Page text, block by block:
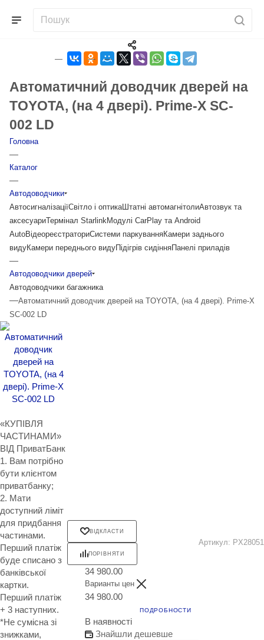
Автоматичний доводчик дверей на
TOYOTA, (на 4 двері). Prime-X SC-
002 LD
Головна
—
Каталог
—
Автодоводчики
АвтосигналізаціїСвітло і оптикаШтатні автомагнітолиАвтозвук та
аксесуариТермінал StarlinkМодулі CarPlay та Android
AutoВідеореєстраториСистеми паркуванняКамери заднього
видуКамери переднього видуПідігрів сидінняПанелі приладів
—
Автодоводчики дверей
Автодоводчики багажника
—Автоматичний доводчик дверей на TOYOTA, (на 4 двері). Prime-X
SC-002 LD
«КУПІВЛЯ
ЧАСТИНАМИ»
ВІД ПриватБанк
1. Вам потрібно
бути клієнтом
приватбанку;
2. Мати
доступний ліміт
для придбання
частинами.
Перший платіж
буде списано з
банківської
картки.
Перший платіж
+ 3 наступних.
*Не сумісна зі
знижками,
ВІДКЛАСТИ
ПОРІВНЯТИ
Артикул: PX28051
34 980.00
Варианты цен
34 980.00
ПОДРОБНОСТИ
В наявності
Знайшли дешевше